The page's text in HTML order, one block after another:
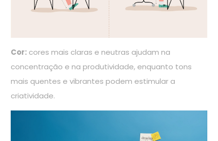
Cor: cores mais claras e neutras ajudam na
concentração e na produtividade, enquanto tons
mais quentes e vibrantes podem estimular a
criatividade.